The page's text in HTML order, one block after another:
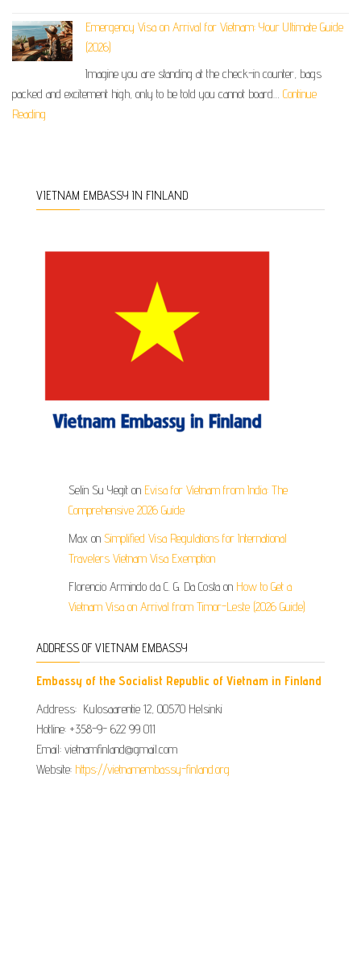
Emergency Visa on Arrival for Vietnam: Your Ultimate Guide
(2026)
Imagine you are standing at the check-in counter, bags
packed and excitement high, only to be told you cannot board… Continue
Reading
VIETNAM EMBASSY IN FINLAND
Selin Su Yegit on Evisa for Vietnam from India: The
Comprehensive 2026 Guide
Max on Simplified Visa Regulations for International
Travelers Vietnam Visa Exemption
Florencio Armindo da C. G. Da Costa on How to Get a
Vietnam Visa on Arrival from Timor-Leste (2026 Guide)
ADDRESS OF VIETNAM EMBASSY
Embassy of the Socialist Republic of Vietnam in Finland
Address: Kulosaarentie 12, 00570 Helsinki
Hotline: +358-9- 622 99 011​​
Email: vietnamfinland@gmail.com
Website: https://vietnamembassy-finland.org